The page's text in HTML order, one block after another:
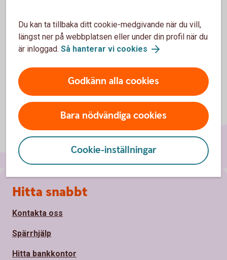
må bra.
Du kan ta tillbaka ditt cookie-medgivande när du vill,
längst ner på webbplatsen eller under din profil när du
är inloggad. Så hanterar vi cookies
Godkänn alla cookies
Bara nödvändiga cookies
Cookie-inställningar
Sidfot
Hitta snabbt
Kontakta oss
Spärrhjälp
Hitta bankkontor